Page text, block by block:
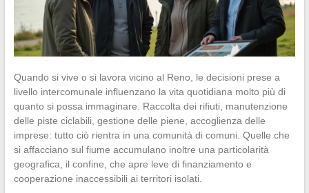
Quando si vive o si lavora vicino al Reno, le decisioni prese a
livello intercomunale influenzano la vita quotidiana molto più di
quanto si possa immaginare. Raccolta dei rifiuti, manutenzione
delle piste ciclabili, gestione delle piene, accoglienza delle
imprese: tutto ciò rientra in una comunità di comuni. Quelle che
si affacciano sul fiume accumulano inoltre una particolarità
geografica, il confine, che apre leve di finanziamento e
cooperazione inaccessibili ai territori isolati.